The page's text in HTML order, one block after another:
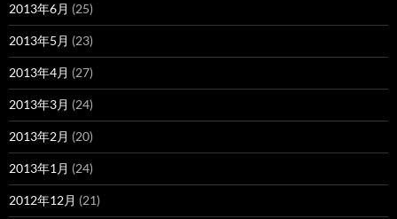
2013年6月 (25)
2013年5月 (23)
2013年4月 (27)
2013年3月 (24)
2013年2月 (20)
2013年1月 (24)
2012年12月 (21)